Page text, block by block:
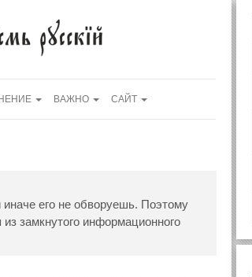
ВАЖНО САЙТ
его не обворуешь. Поэтому
замкнутого информационного